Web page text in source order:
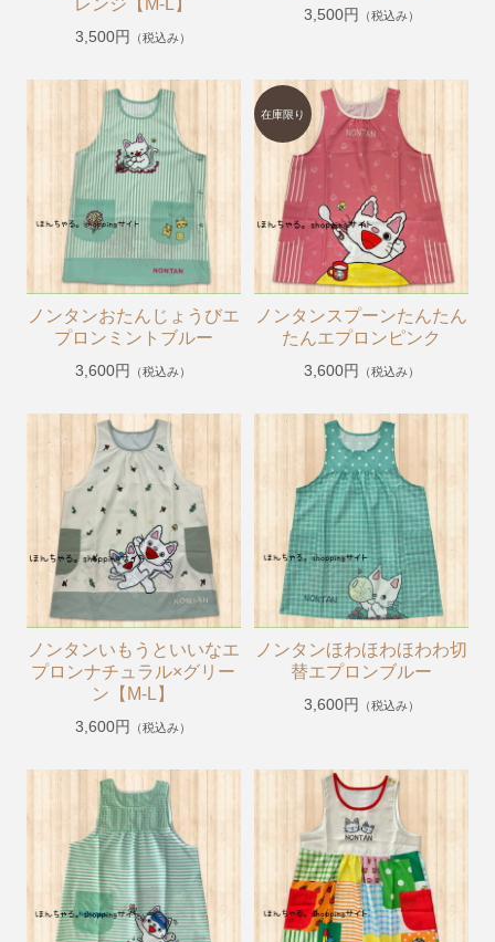
《プチプライスエプロン》1,980円〜2,200円
はらぺこあおむし
こぐまちゃんえほん
11ぴきのねこ
めがねうさぎ・ねないこだれだ・おばけのてんぷら
ねずみくんのチョッキ
ムーミン＆リトルミイ
わたしのワンピース
フレデリック・レオレオニ
きんぎょがにげた
スヌーピー
ぶたのたね
おさるのジョージ
ばけばけばけばけばけたくん
ぺんぎんたいそう
くませんせい
ミッフィー・Ⅾick Bruna
トムとジェリー
にじいろのさかな
おまえうまそうだな
ねずみさんのながいパン
レンジ【M-L】
3,500円 （税込み）
3,500円 （税込み）
ノンタンおたんじょうびエ
プロンミントブルー
3,600円 （税込み）
ノンタンスプーンたんたん
たんエプロンピンク
3,600円 （税込み）
ノンタンいもうといいなエ
プロンナチュラル×グリー
ン【M-L】
3,600円 （税込み）
ノンタンほわほわほわわ切
替エプロンブルー
3,600円 （税込み）